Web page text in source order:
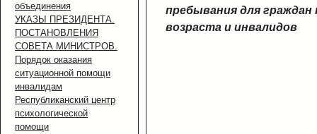
объединения
УКАЗЫ ПРЕЗИДЕНТА.
ПОСТАНОВЛЕНИЯ
СОВЕТА МИНИСТРОВ.
Порядок оказания
ситуационной помощи
инвалидам
Республиканский центр
психологической
помощи
пребывания для граждан
возраста и инвалидов